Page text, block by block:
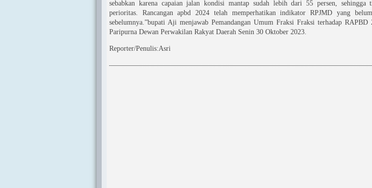
sebabkan karena capaian jalan kondisi mantap sudah lebih dari 55 persen,
perioritas. Rancangan apbd 2024 telah memperhatikan indikator RPJMD yang
sebelumnya.”bupati Aji menjawab Pemandangan Umum Fraksi Fraksi terhadap RAPBD
Paripurna Dewan Perwakilan Rakyat Daerah Senin 30 Oktober 2023.
Reporter/Penulis:Asri